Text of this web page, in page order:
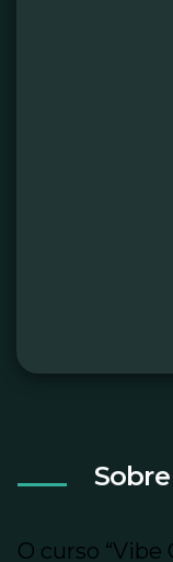
O curso